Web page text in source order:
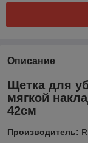
Описание
Щетка для
мягкой
42см
Производитель: